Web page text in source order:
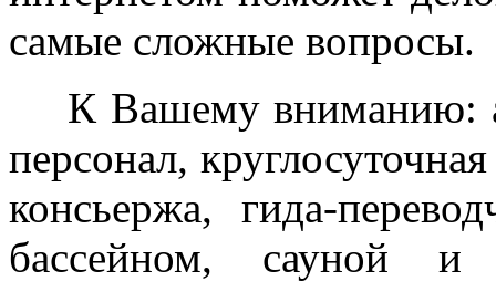
самые сложные вопросы.
К Вашему вниманию:
персонал,
консьержа, гида-
бассейном, сауной и